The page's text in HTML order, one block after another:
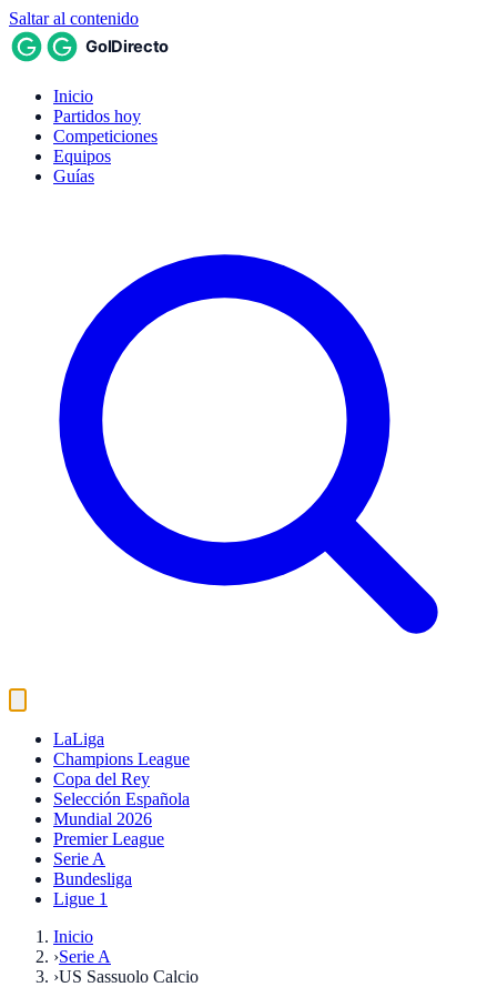
Saltar al contenido
Inicio
Partidos hoy
Competiciones
Equipos
Guías
LaLiga
Champions League
Copa del Rey
Selección Española
Mundial 2026
Premier League
Serie A
Bundesliga
Ligue 1
Inicio
›Serie A
›US Sassuolo Calcio